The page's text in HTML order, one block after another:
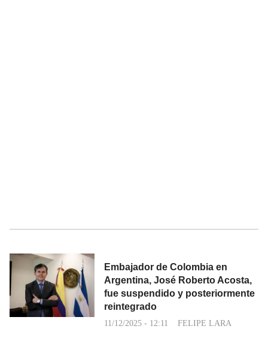
Embajador de Colombia en
Argentina, José Roberto Acosta,
fue suspendido y posteriormente
reintegrado
11/12/2025 - 12:11 FELIPE LARA